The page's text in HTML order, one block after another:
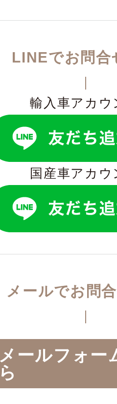
LINEでお問合
輸入車アカウ
国産車アカウ
メールでお問
メールフォー
ら